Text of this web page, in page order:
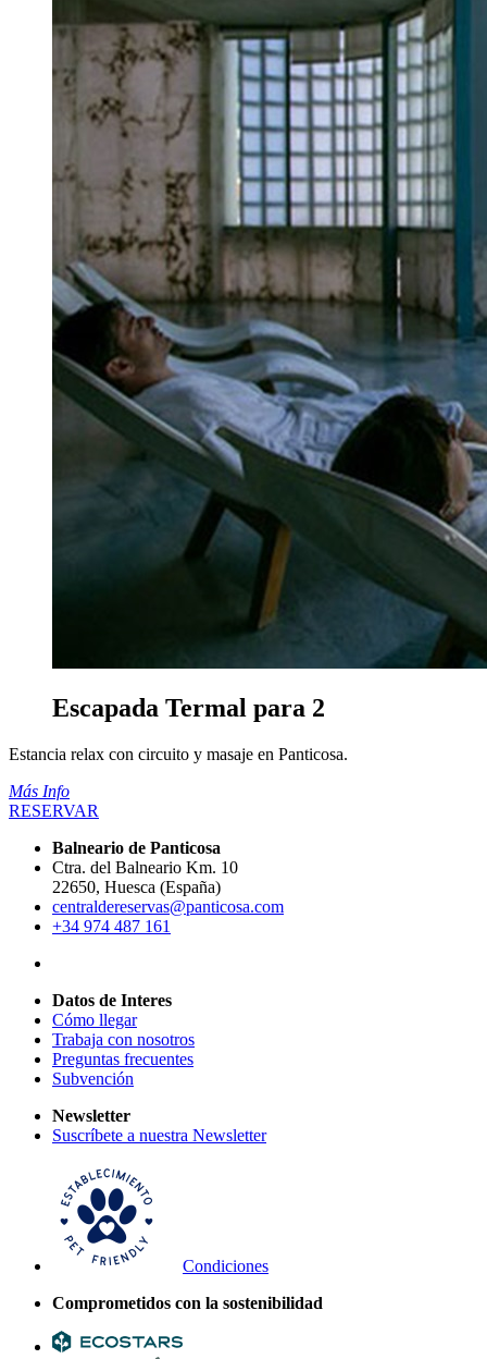
Escapada Termal para 2
Estancia relax con circuito y masaje en Panticosa.
Más Info
RESERVAR
Balneario de Panticosa
Ctra. del Balneario Km. 10
22650, Huesca (España)
centraldereservas@panticosa.com
+34 974 487 161
Datos de Interes
Cómo llegar
Trabaja con nosotros
Preguntas frecuentes
Subvención
Newsletter
Suscríbete a nuestra Newsletter
Condiciones
Comprometidos con la sostenibilidad